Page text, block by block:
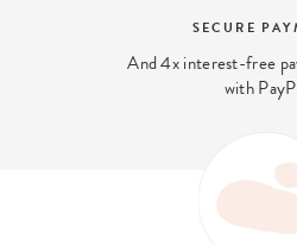
SECURE PAYMENT
And 4x interest-free payment available